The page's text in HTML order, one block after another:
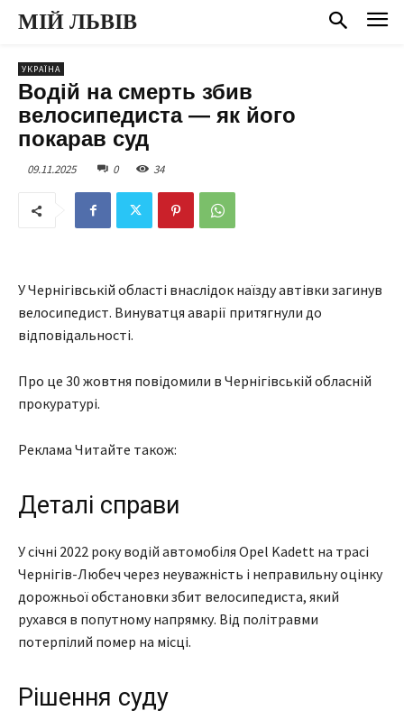
МІЙ ЛЬВІВ
УКРАЇНА
Водій на смерть збив
велосипедиста — як його
покарав суд
09.11.2025 0 34
У Чернігівській області внаслідок наїзду автівки загинув
велосипедист. Винуватця аварії притягнули до
відповідальності.
Про це 30 жовтня повідомили в Чернігівській обласній
прокуратурі.
Реклама Читайте також:
Деталі справи
У січні 2022 року водій автомобіля Opel Kadett на трасі
Чернігів-Любеч через неуважність і неправильну оцінку
дорожньої обстановки збит велосипедиста, який
рухався в попутному напрямку. Від політравми
потерпілий помер на місці.
Рішення суду